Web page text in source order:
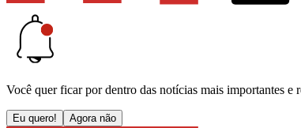
Você quer ficar por dentro das notícias mais importantes e
Eu quero! Agora não